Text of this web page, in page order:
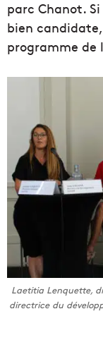
parc Chanot.
bien
programme de
Laetitia Lenquette,
directrice du